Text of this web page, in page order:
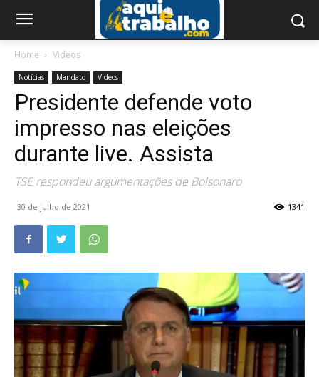
Home Videos
Notícias Mandato Videos
Presidente defende voto
impresso nas eleições
durante live. Assista
TSE respondeu argumentações de Bolsonaro
30 de julho de 2021 1341